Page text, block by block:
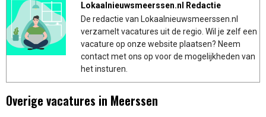
Lokaalnieuwsmeerssen.nl Redactie
De redactie van Lokaalnieuwsmeerssen.nl
verzamelt vacatures uit de regio. Wil je zelf een
vacature op onze website plaatsen? Neem
contact met ons op voor de mogelijkheden van
het insturen.
Overige vacatures in Meerssen